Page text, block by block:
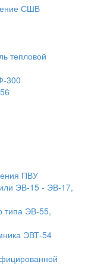
СШВ
тепловой
300
ПВУ
ЭВ-15 - ЭВ-17,
типа ЭВ-55,
ЭВТ-54